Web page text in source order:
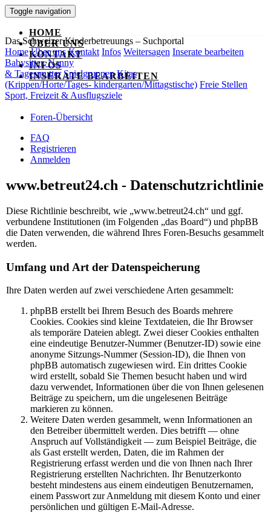
Toggle navigation
HOME
ÜBER UNS
KONTAKT
INFOS
INSERATE BEARBEITEN
Das Schweizer Kinderbetreuungs – Suchportal
Home Über uns Kontakt Infos Weitersagen Inserate bearbeiten
Babysitter, Nanny
& Tagesmutter Spielgruppen Kitas
(Krippen/Horte/Tages- kindergarten/Mittagstische) Freie Stellen
Sport, Freizeit & Ausflugsziele
Foren-Übersicht
FAQ
Registrieren
Anmelden
www.betreut24.ch - Datenschutzrichtlinie
Diese Richtlinie beschreibt, wie „www.betreut24.ch“ und ggf.
verbundene Institutionen (im Folgenden „das Board“) und phpBB
die Daten verwenden, die während Ihres Foren-Besuchs gesammelt
werden.
Umfang und Art der Datenspeicherung
Ihre Daten werden auf zwei verschiedene Arten gesammelt:
phpBB erstellt bei Ihrem Besuch des Boards mehrere
Cookies. Cookies sind kleine Textdateien, die Ihr Browser
als temporäre Dateien ablegt. Zwei dieser Cookies enthalten
eine eindeutige Benutzer-Nummer (Benutzer-ID) sowie eine
anonyme Sitzungs-Nummer (Session-ID), die Ihnen von
phpBB automatisch zugewiesen wird. Ein drittes Cookie
wird erstellt, sobald Sie Themen besucht haben und wird
dazu verwendet, Informationen über die von Ihnen gelesenen
Beiträge zu speichern, um die ungelesenen Beiträge
markieren zu können.
Weitere Daten werden gesammelt, wenn Informationen an
den Betreiber übermittelt werden. Dies betrifft — ohne
Anspruch auf Vollständigkeit — zum Beispiel Beiträge, die
als Gast erstellt werden, Daten, die im Rahmen der
Registrierung erfasst werden und die von Ihnen nach Ihrer
Registrierung erstellten Nachrichten. Ihr Benutzerkonto
besteht mindestens aus einem eindeutigen Benutzernamen,
einem Passwort zur Anmeldung mit diesem Konto und einer
persönlichen und gültigen E-Mail-Adresse.